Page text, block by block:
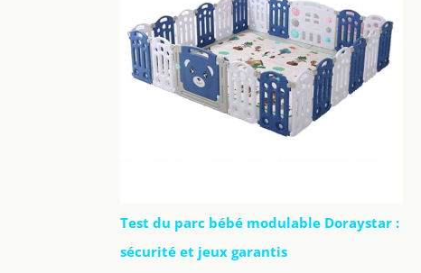
Test du parc bébé modulable Doraystar :
sécurité et jeux garantis